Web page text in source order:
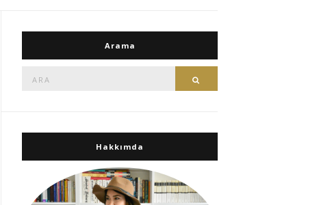
Arama
Hakkımda